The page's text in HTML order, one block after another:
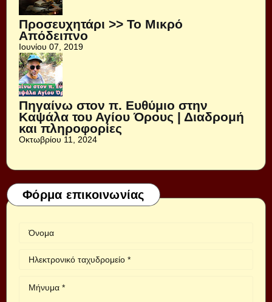
Προσευχητάρι >> Το Μικρό
Απόδειπνο
Ιουνίου 07, 2019
Πηγαίνω στον π. Ευθύμιο στην
Καψάλα του Αγίου Όρους | Διαδρομή
και πληροφορίες
Οκτωβρίου 11, 2024
Φόρμα επικοινωνίας